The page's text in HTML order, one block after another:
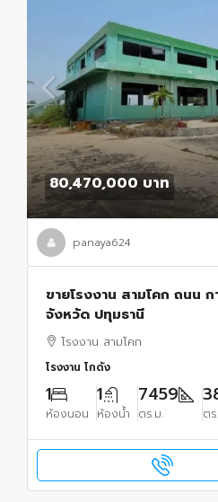
80,470,000 บาท
panaya624
ขายโรงงาน สามโคก ถนน
จังหวัด ปทุมธานี
โรงงาน สามโคก
โรงงาน โกดัง
1
ห้องนอน
1
ห้องน้ำ
7459
ตร.ม. ต